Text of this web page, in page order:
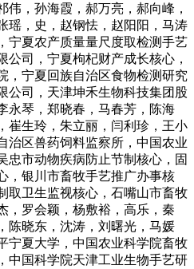
伟，孙海霞，郝万亮，郝向峰，
瑶，史，赵钢怯，赵阳阳，马涛
宁夏农产质量量尺度取检测手艺
公司，宁夏枸杞财产成长核心，
，宁夏回族自治区食物检测研究
公司，天津坤禾生物科技集团股
永琴，郑晓春，马春芳，陈海
崔生玲，朱立丽，闫利珍，王小
治区兽药饲料监察所，中国农业
忠市动物疾病防止节制核心，固
，银川市畜牧手艺推广办事核
取卫生监视核心，石嘴山市畜牧
，罗会颖，杨敷裕，高乐，秦
陈晓东，沈涛，刘曙光，马媛
宁夏大学，中国农业科学院畜牧
中国科学院天津工业生物手艺研